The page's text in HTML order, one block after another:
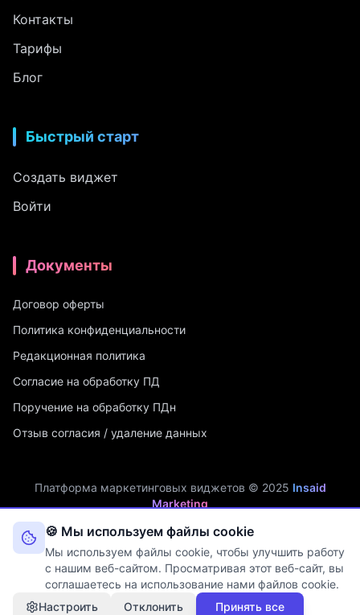
Контакты
Тарифы
Блог
Быстрый старт
Создать виджет
Войти
Документы
Договор оферты
Политика конфиденциальности
Редакционная политика
Согласие на обработку ПД
Поручение на обработку ПДн
Отзыв согласия / удаление данных
Платформа маркетинговых виджетов © 2025 Insaid
Marketing
ИП Мухамадеев Р.А. | ИНН: 740704342750 | ОГРНИП:
321745600019048
Оператор персональных данных. Рег. № 74-25-030077 в реестре
Роскомнадзора (Приказ № 108 от 03.06.2025)
🍪 Мы используем файлы cookie
Мы используем файлы cookie, чтобы улучшить работу
с нашим веб-сайтом. Просматривая этот веб-сайт, вы
соглашаетесь на использование нами файлов cookie.
Настроить
Отклонить Принять все